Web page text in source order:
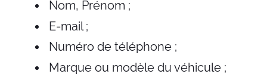
Nom, Prénom ;
E-mail ;
Numéro de téléphone ;
Marque ou modèle du véhicule ;